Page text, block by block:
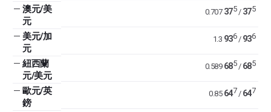
— 澳元/美
元
0.707 375/ 375
— 美元/加
元
1.3 936/ 936
— 紐西蘭
元/美元
0.589 685/ 685
— 歐元/英
鎊
0.85 647 / 647